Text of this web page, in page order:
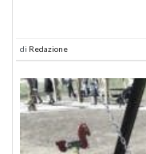
di Redazione